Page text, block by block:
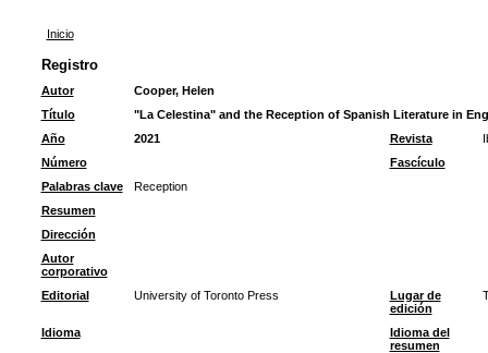
Inicio
Registro
Autor
Cooper, Helen
Título
"La Celestina" and the Reception of Spanish Literature in
Año
2021 Revista
Número
Fascículo
Palabras clave
Reception
Resumen
Dirección
Autor
corporativo
Editorial
University of Toronto Press
Lugar de
edición
Idioma
Idioma del
resumen